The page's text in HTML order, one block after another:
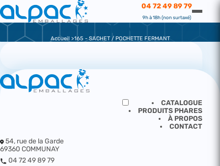
04 72 49 89 79
9h à 18h (non surtaxé)
165 - SACHET / POCHETTE
FERMANT
Accueil 165 - SACHET / POCHETTE FERMANT
CATALOGUE
PRODUITS PHARES
À PROPOS
CONTACT
54, rue de la Garde
69360 COMMUNAY
04 72 49 89 79